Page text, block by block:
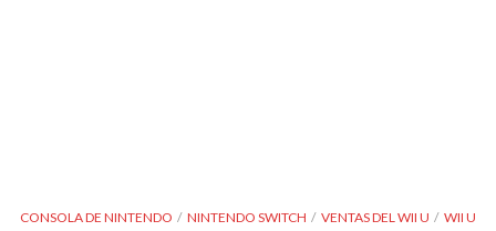
CONSOLA DE NINTENDO NINTENDO SWITCH VENTAS DEL WII U WII U